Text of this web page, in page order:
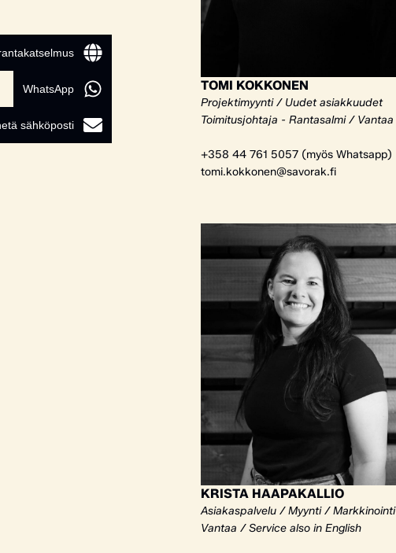
TOMI KOKKONEN
Projektimyynti / Uudet asiakkuudet
Toimitusjohtaja - Rantasalmi / Vantaa
+358 44 761 5057 (myös Whatsapp)
tomi.kokkonen@savorak.fi
KRISTA HAAPAKALLIO
Asiakaspalvelu / Myynti / Markkinointi
Vantaa / Service also in English
WhatsApp
sähköposti